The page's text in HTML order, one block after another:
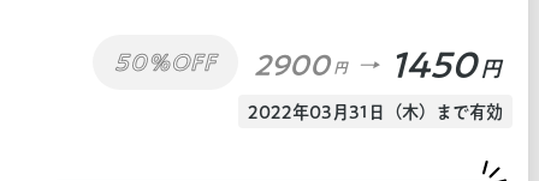
50%OFF 2900 円 1450 円
2022年03月31日（木）まで有効